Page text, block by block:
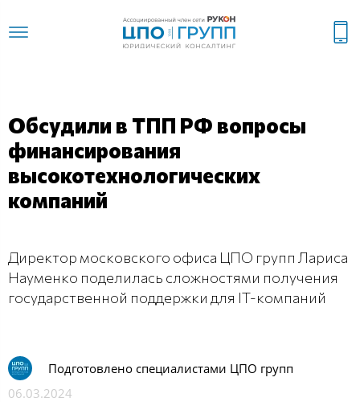
Обсудили в ТПП РФ вопросы
финансирования
высокотехнологических
компаний
Директор московского офиса ЦПО групп Лариса
Науменко поделилась сложностями получения
государственной поддержки для IT-компаний
Подготовлено специалистами ЦПО групп
06.03.2024